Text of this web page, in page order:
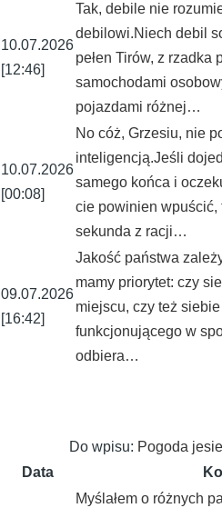
10.07.2026
[12:46]
Tak, debile nie
debilowi.Niech debil
pełen Tirów, z rzadka
samochodami
pojazdami różnej…
10.07.2026
[00:08]
No cóż, Grzesiu, nie
inteligencją.Jeśli
samego końca i
cie powinien wpuścić,
sekunda z racji…
09.07.2026
[16:42]
Jakość państwa
mamy priorytet: czy
miejscu, czy też
funkcjonującego w
odbiera…
Do wpisu: Pogoda
Data
Myślałem o różnych